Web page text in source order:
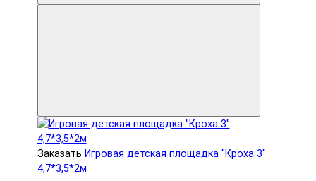
Заказать Игровая детская площадка "Кроха 3"
4,7*3,5*2м